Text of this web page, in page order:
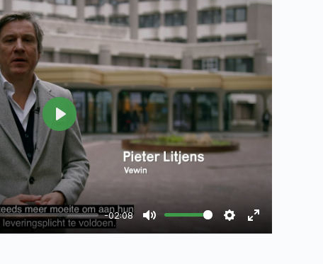
-02:08
Mute Settings
Enter
Play